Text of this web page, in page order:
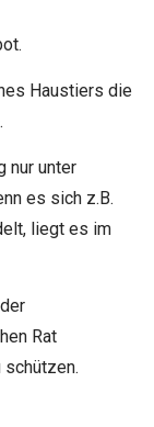
Haustiers die
nur unter
es sich z.B.
liegt es im
Rat
schützen.